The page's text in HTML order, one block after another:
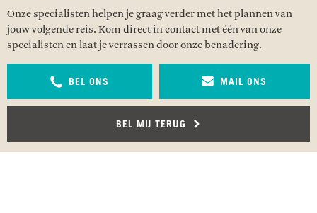
Onze specialisten helpen je graag verder met het plannen van
jouw volgende reis. Kom direct in contact met één van onze
specialisten en laat je verrassen door onze benadering.
BEL ONS MAIL ONS
BEL MIJ TERUG